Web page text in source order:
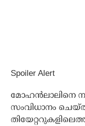
Spoiler Alert
മോഹന്‍ലാലിനെ
സംവിധാനം